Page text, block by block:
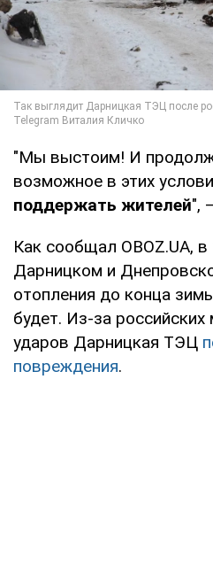
"Мы выстоим! И
возможное в этих
поддержать жителей",
Как сообщал OBOZ.UA,
Дарницком и
отопления до конца
будет. Из-за
ударов Дарницкая ТЭЦ
повреждения.